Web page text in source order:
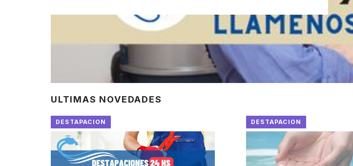
ULTIMAS NOVEDADES
DESTAPACION DESTAPACION